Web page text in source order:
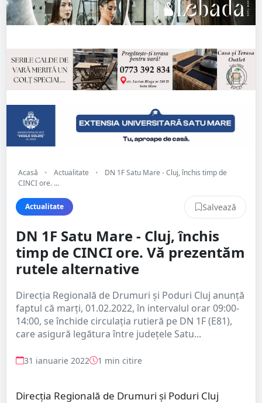
Acasă • Actualitate •
DN 1F Satu Mare - Cluj, închis timp de
CINCI ore. ...
Actualitate Salvează
DN 1F Satu Mare - Cluj, închis
timp de CINCI ore. Vă prezentăm
rutele alternative
Direcția Regională de Drumuri și Poduri Cluj anunță
faptul că marți, 01.02.2022, în intervalul orar 09:00-
14:00, se închide circulația rutieră pe DN 1F (E81),
care asigură legătura între județele Satu...
31 ianuarie 2022 1 min citire
Direcția Regională de Drumuri și Poduri Cluj